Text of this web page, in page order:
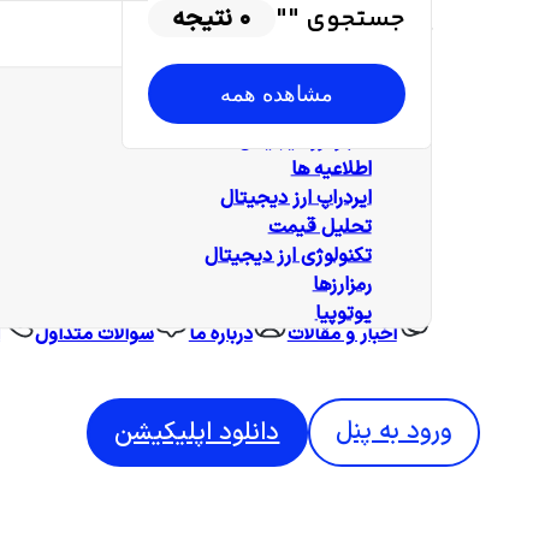
جستجوی ""
0 نتیجه
مشاهده همه
دسته بندی‌ها
همه‌ مطالب
آموزش
اطلاعیه ها
ایردراپ ارز دیجیتال
تحلیل قیمت
تکنولوژی ارز دیجیتال
رمزارزها
یوتوپیا
اخبار و مقالات درباره ما سوالات متداول
ورود به پنل دانلود اپلیکیشن